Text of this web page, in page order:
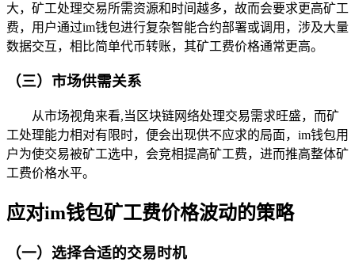
大，矿工处理交易所需资源和时间越多，故而会要求更高矿工
费，用户通过im钱包进行复杂智能合约部署或调用，涉及大量
数据交互，相比简单代币转账，其矿工费价格通常更高。
（三）市场供需关系
从市场视角来看,当区块链网络处理交易需求旺盛，而矿
工处理能力相对有限时，便会出现供不应求的局面，im钱包用
户为使交易被矿工选中，会竞相提高矿工费，进而推高整体矿
工费价格水平。
应对im钱包矿工费价格波动的策略
（一）选择合适的交易时机